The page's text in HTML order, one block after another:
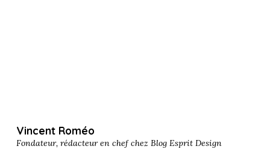
Vincent Roméo
Fondateur, rédacteur en chef chez Blog Esprit Design